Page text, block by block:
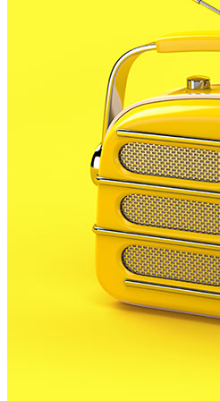
El darrer punt de l’orde del
celebrada aquest dijous al
donar compte de la
l’equip de govern blanenc;
Ramajo. A mitjans d’aquest
van comunicar la seva
càrrecs, totes dues per
Tan Salarichs, com Ramajo
reproducció de la Font
reconeixement que
Després han adreçat unes
seus companys del ple